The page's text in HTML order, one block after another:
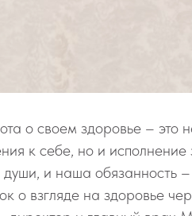
о своем здоровье – это
к себе, но и
и наша обязанность –
о взгляде на здоровье